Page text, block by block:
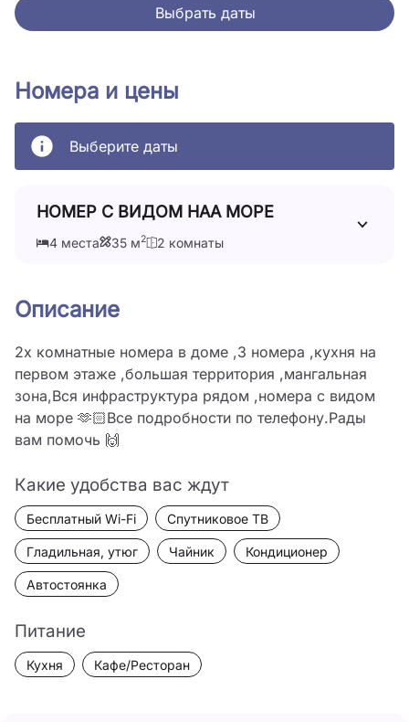
Номера и цены
Выберите даты
НОМЕР С ВИДОМ НАА МОРЕ
4 места 35 м2 2 комнаты
Описание
2х комнатные номера в доме ,3 номера ,кухня на
первом этаже ,большая территория ,мангальная
зона,Вся инфраструктура рядом ,номера с видом
на море 🫶🏻Все подробности по телефону.Рады
вам помочь 🙌
Какие удобства вас ждут
Бесплатный Wi-Fi Спутниковое ТВ
Гладильная, утюг Чайник Кондиционер
Автостоянка
Питание
Кухня Кафе/Ресторан
Выбрать даты